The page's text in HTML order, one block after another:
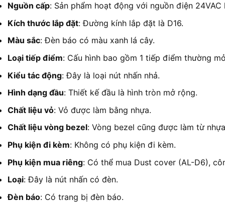
Nguồn cấp: Sản phẩm hoạt động với nguồn điện 24VAC
Kích thước lắp đặt: Đường kính lắp đặt là D16.
Màu sắc: Đèn báo có màu xanh lá cây.
Loại tiếp điểm: Cấu hình bao gồm 1 tiếp điểm thường
Kiểu tác động: Đây là loại nút nhấn nhả.
Hình dạng đầu: Thiết kế đầu là hình tròn mở rộng.
Chất liệu vỏ: Vỏ được làm bằng nhựa.
Chất liệu vòng bezel: Vòng bezel cũng được làm từ
Phụ kiện đi kèm: Không có phụ kiện đi kèm.
Phụ kiện mua riêng: Có thể mua Dust cover (AL-D6),
Loại: Đây là nút nhấn có đèn.
Đèn báo: Có trang bị đèn báo.